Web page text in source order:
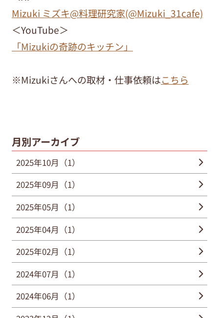
Mizuki ミズキ@料理研究家(@Mizuki_31cafe)
＜YouTube＞
「Mizukiの奇跡のキッチン」
※Mizukiさんへの取材・仕事依頼はこちら
月別アーカイブ
2025年10月（1）
2025年09月（1）
2025年05月（1）
2025年04月（1）
2025年02月（1）
2024年07月（1）
2024年06月（1）